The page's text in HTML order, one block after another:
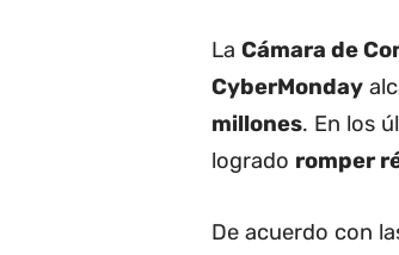
La Cámara de
CyberMonday
millones. En los
logrado romper
De acuerdo con